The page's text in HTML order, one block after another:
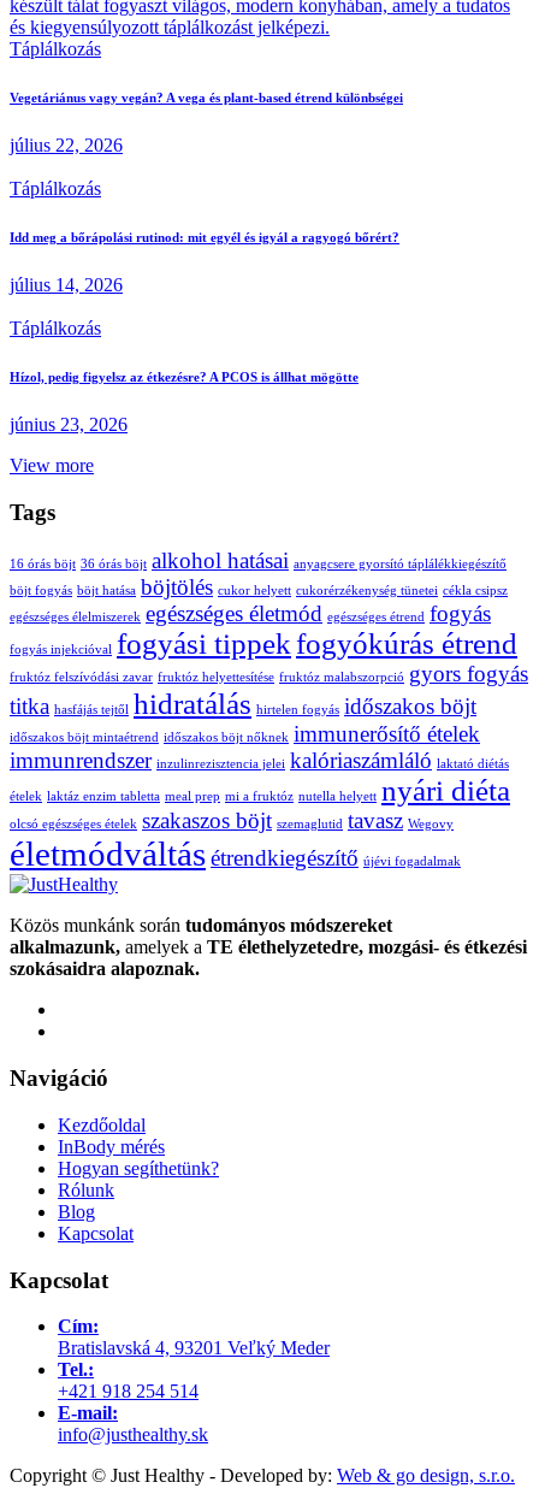
Táplálkozás
Vegetáriánus vagy vegán? A vega és plant-based étrend különbségei
július 22, 2026
Táplálkozás
Idd meg a bőrápolási rutinod: mit egyél és igyál a ragyogó bőrért?
július 14, 2026
Táplálkozás
Hízol, pedig figyelsz az étkezésre? A PCOS is állhat mögötte
június 23, 2026
View more
Tags
16 órás böjt 36 órás böjt alkohol hatásai anyagcsere gyorsító táplálékkiegészítő
böjt fogyás böjt hatása böjtölés cukor helyett cukorérzékenység tünetei cékla csipsz
egészséges élelmiszerek egészséges életmód egészséges étrend fogyás
fogyás injekcióval fogyási tippekfogyókúrás étrend
fruktóz felszívódási zavar fruktóz helyettesítése fruktóz malabszorpció gyors fogyás
titka hasfájás tejtől hidratálás hirtelen fogyás időszakos böjt
időszakos böjt mintaétrend időszakos böjt nőknek immunerősítő ételek
immunrendszer inzulinrezisztencia jelei kalóriaszámláló laktató diétás
ételek laktáz enzim tabletta meal prep mi a fruktóz nutella helyett nyári diéta
olcsó egészséges ételek szakaszos böjt szemaglutid tavasz Wegovy
életmódváltásétrendkiegészítő újévi fogadalmak
Közös munkánk során tudományos módszereket
alkalmazunk, amelyek a TE élethelyzetedre, mozgási- és étkezési
szokásaidra alapoznak.
Navigáció
Kezdőoldal
InBody mérés
Hogyan segíthetünk?
Rólunk
Blog
Kapcsolat
Kapcsolat
Cím:
Bratislavská 4, 93201 Veľký Meder
Tel.:
+421 918 254 514
E-mail:
info@justhealthy.sk
Copyright © Just Healthy - Developed by: Web & go design, s.r.o.